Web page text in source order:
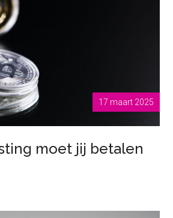
17 maart 2025
moet jij betalen